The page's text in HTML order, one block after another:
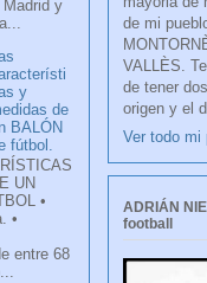
Madrid y
y
de
BALÓN
fútbol.
UN
•
•
entre 68
de mi
VALLÈS.
de tener
origen y el
Ver todo mi
ADRIÁN
football